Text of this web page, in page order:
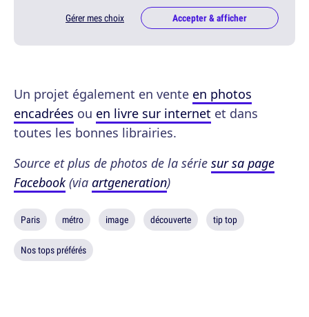
Gérer mes choix Accepter & afficher
Un projet également en vente en photos
encadrées ou en livre sur internet et dans
toutes les bonnes librairies.
Source et plus de photos de la série sur sa page
Facebook(via artgeneration)
Paris métro image découverte tip top
Nos tops préférés